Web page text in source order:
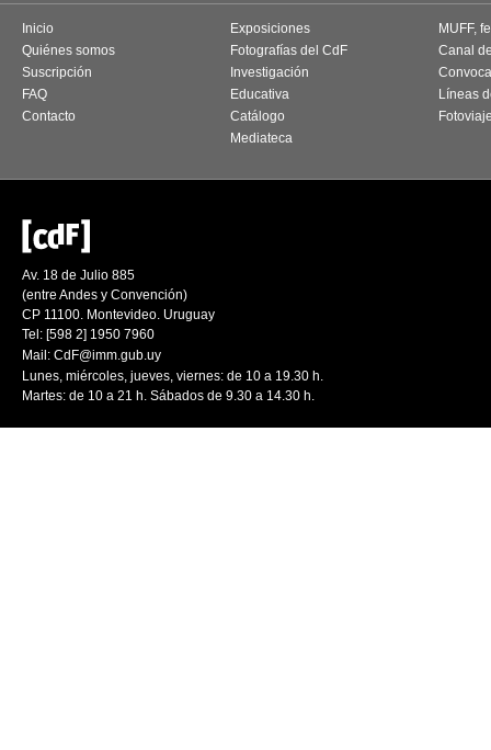
Inicio
Quiénes somos
Suscripción
FAQ
Contacto
Exposiciones
Fotografías del CdF
Investigación
Educativa
Catálogo
Mediateca
MUFF,
Canal
Líneas
Av. 18 de Julio 885
(entre Andes y Convención)
CP 11100. Montevideo. Uruguay
Tel: [598 2] 1950 7960
Mail: CdF@imm.gub.uy
Lunes, miércoles, jueves, viernes: de 10 a 19.30 h.
Martes: de 10 a 21 h. Sábados de 9.30 a 14.30 h.